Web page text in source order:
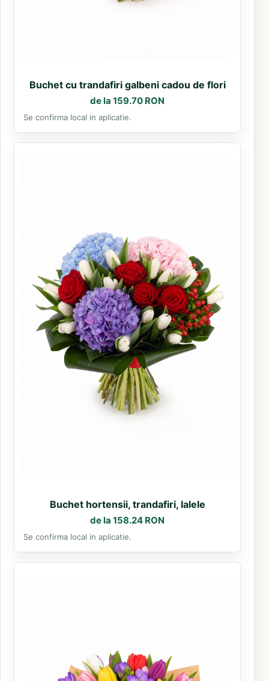
Buchet cu trandafiri galbeni cadou de flori
de la 159.70 RON
Se confirma local in aplicatie.
Buchet hortensii, trandafiri, lalele
de la 158.24 RON
Se confirma local in aplicatie.